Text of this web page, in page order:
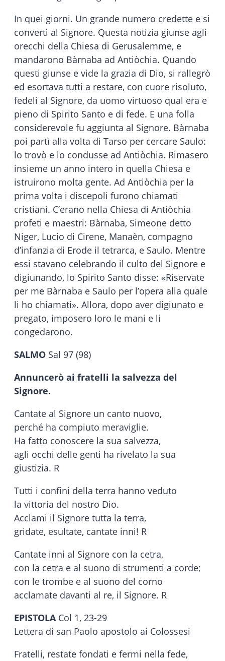
In quei giorni. Un grande numero credette e si
convertì al Signore. Questa notizia giunse agli
orecchi della Chiesa di Gerusalemme, e
mandarono Bàrnaba ad Antiòchia. Quando
questi giunse e vide la grazia di Dio, si rallegrò
ed esortava tutti a restare, con cuore risoluto,
fedeli al Signore, da uomo virtuoso qual era e
pieno di Spirito Santo e di fede. E una folla
considerevole fu aggiunta al Signore. Bàrnaba
poi partì alla volta di Tarso per cercare Saulo:
lo trovò e lo condusse ad Antiòchia. Rimasero
insieme un anno intero in quella Chiesa e
istruirono molta gente. Ad Antiòchia per la
prima volta i discepoli furono chiamati
cristiani. C’erano nella Chiesa di Antiòchia
profeti e maestri: Bàrnaba, Simeone detto
Niger, Lucio di Cirene, Manaèn, compagno
d’infanzia di Erode il tetrarca, e Saulo. Mentre
essi stavano celebrando il culto del Signore e
digiunando, lo Spirito Santo disse: «Riservate
per me Bàrnaba e Saulo per l’opera alla quale
li ho chiamati». Allora, dopo aver digiunato e
pregato, imposero loro le mani e li
congedarono.
SALMO Sal 97 (98)
Annuncerò ai fratelli la salvezza del
Signore.
Cantate al Signore un canto nuovo,
perché ha compiuto meraviglie.
Ha fatto conoscere la sua salvezza,
agli occhi delle genti ha rivelato la sua
giustizia. R
Tutti i confini della terra hanno veduto
la vittoria del nostro Dio.
Acclami il Signore tutta la terra,
gridate, esultate, cantate inni! R
Cantate inni al Signore con la cetra,
con la cetra e al suono di strumenti a corde;
con le trombe e al suono del corno
acclamate davanti al re, il Signore. R
EPISTOLACol 1, 23-29
Lettera di san Paolo apostolo ai Colossesi
Fratelli, restate fondati e fermi nella fede,